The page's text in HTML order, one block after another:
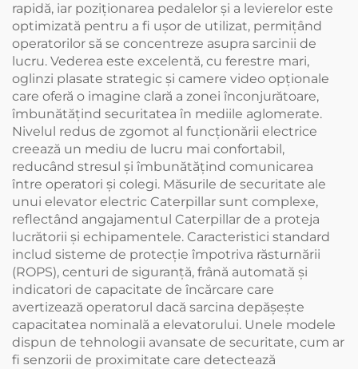
rapidă, iar poziționarea pedalelor și a levierelor este
optimizată pentru a fi ușor de utilizat, permițând
operatorilor să se concentreze asupra sarcinii de
lucru. Vederea este excelentă, cu ferestre mari,
oglinzi plasate strategic și camere video opționale
care oferă o imagine clară a zonei înconjurătoare,
îmbunătățind securitatea în mediile aglomerate.
Nivelul redus de zgomot al funcționării electrice
creează un mediu de lucru mai confortabil,
reducând stresul și îmbunătățind comunicarea
între operatori și colegi. Măsurile de securitate ale
unui elevator electric Caterpillar sunt complexe,
reflectând angajamentul Caterpillar de a proteja
lucrătorii și echipamentele. Caracteristici standard
includ sisteme de protecție împotriva răsturnării
(ROPS), centuri de siguranță, frână automată și
indicatori de capacitate de încărcare care
avertizează operatorul dacă sarcina depășește
capacitatea nominală a elevatorului. Unele modele
dispun de tehnologii avansate de securitate, cum ar
fi senzorii de proximitate care detectează